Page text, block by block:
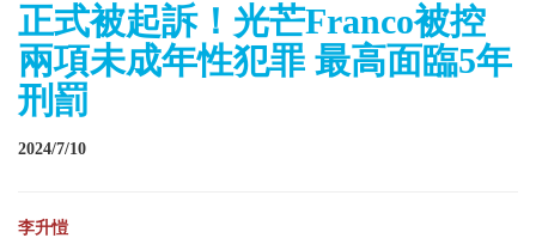
正式被起訴！光芒Franco被控
兩項未成年性犯罪 最高面臨5年
刑罰
2024/7/10
李升愷